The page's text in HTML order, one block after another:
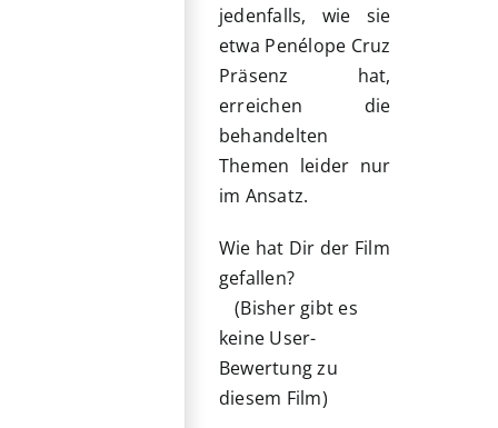
jedenfalls, wie sie
etwa Penélope Cruz
Präsenz hat,
erreichen die
behandelten
Themen leider nur
im Ansatz.
Wie hat Dir der Film
gefallen?
(Bisher gibt es
keine User-
Bewertung zu
diesem Film)